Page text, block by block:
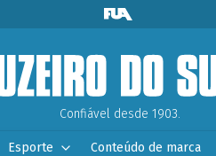
Confiável desde 1903.
Esporte Conteúdo de marca